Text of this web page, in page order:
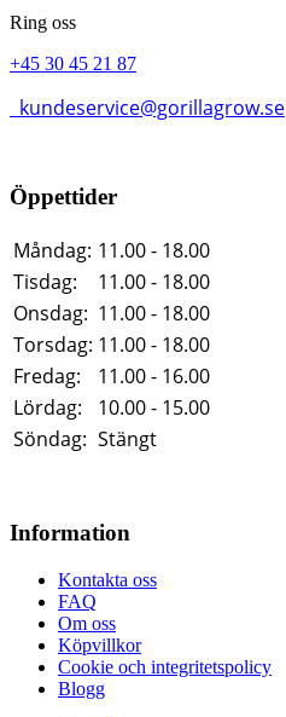
Ring oss
+45 30 45 21 87
kundeservice@gorillagrow.se
Öppettider
Måndag: 11.00 - 18.00
Tisdag:
11.00 - 18.00
Onsdag: 11.00 - 18.00
Torsdag: 11.00 - 18.00
Fredag:
11.00 - 16.00
Lördag:
10.00 - 15.00
Söndag: Stängt
Information
Kontakta oss
FAQ
Om oss
Köpvillkor
Cookie och integritetspolicy
Blogg